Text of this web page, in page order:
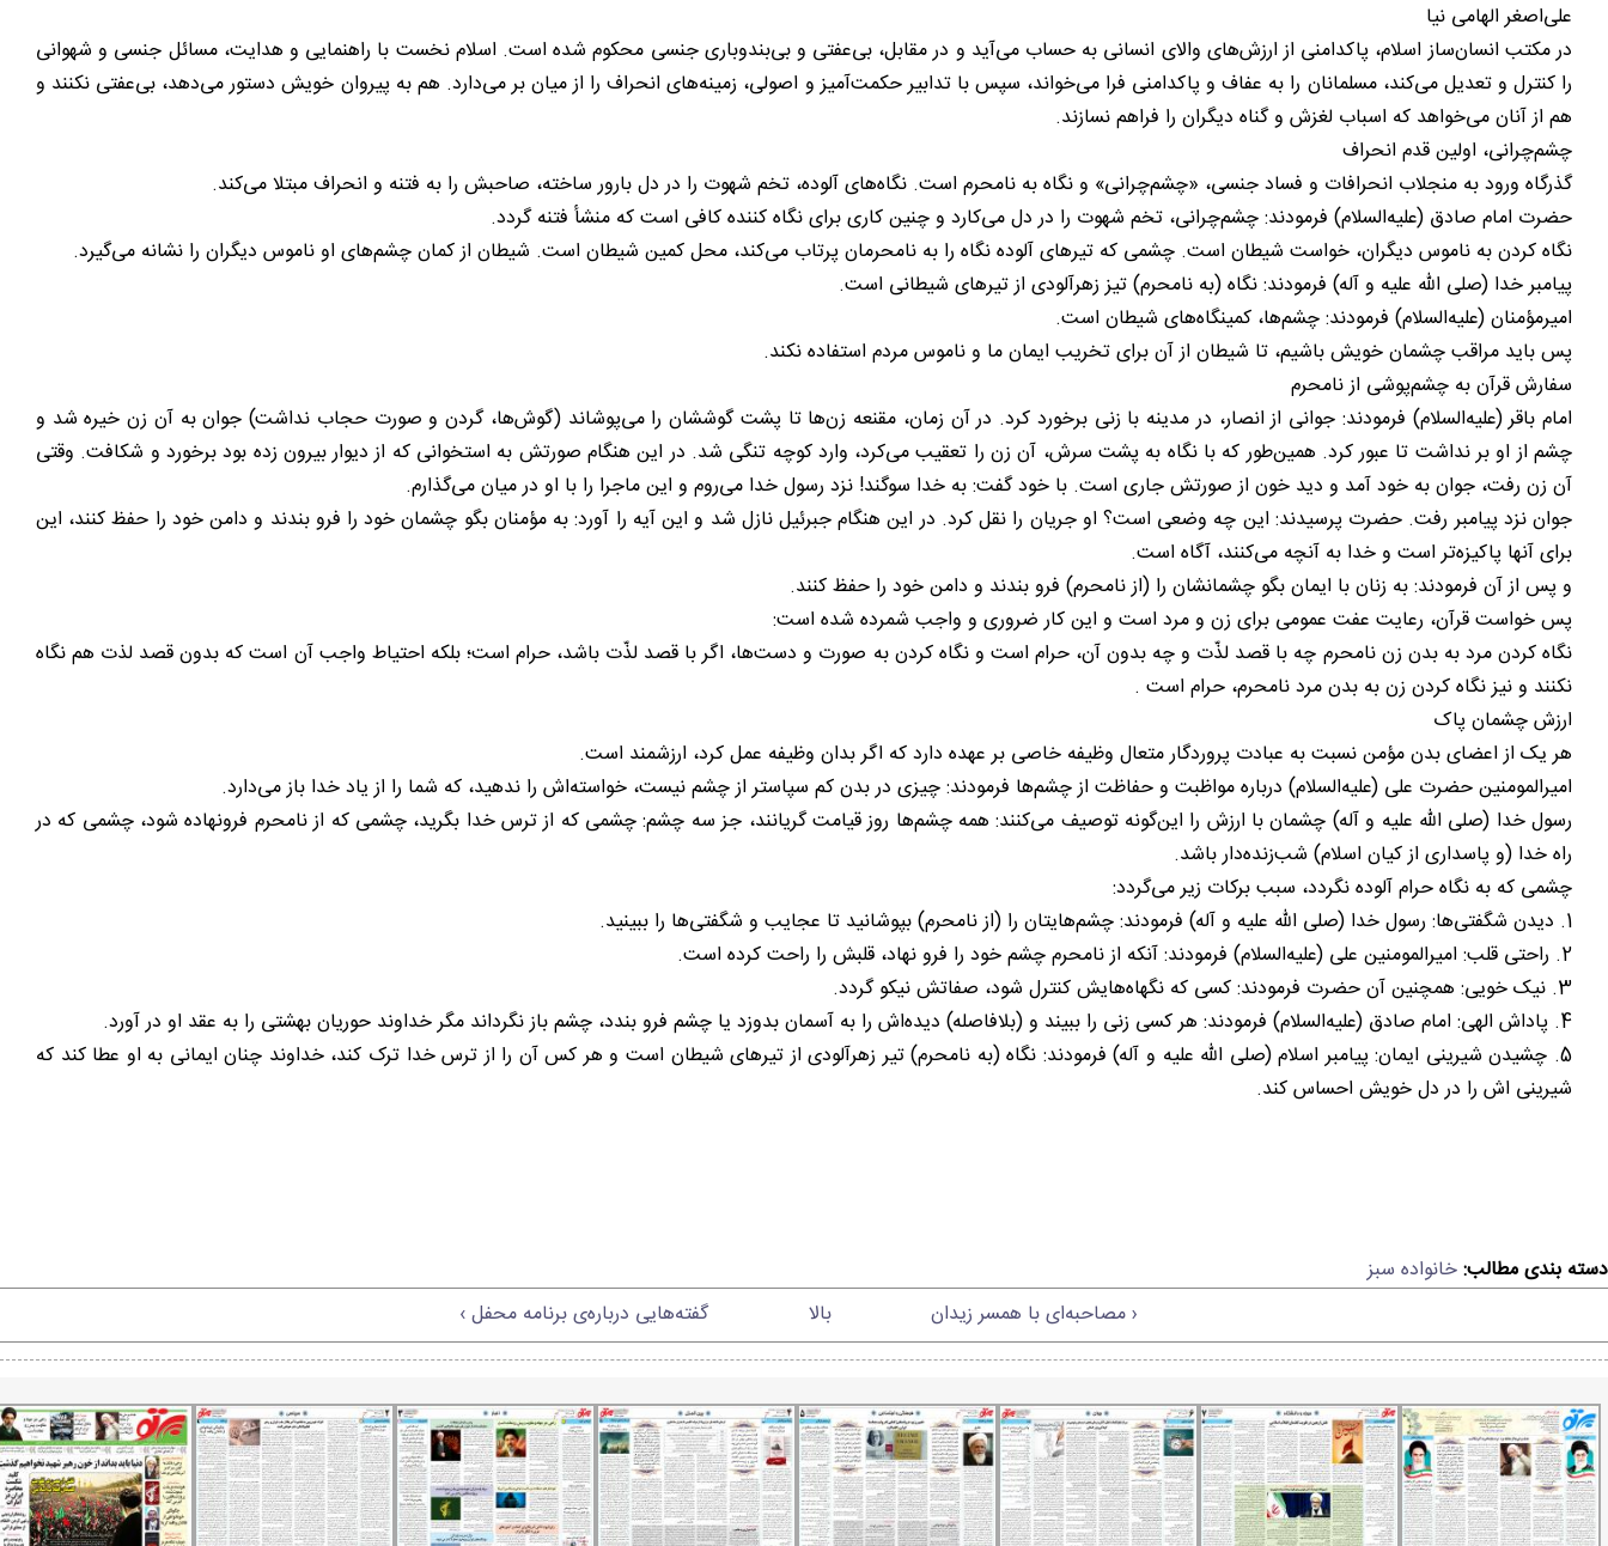
علی‌اصغر الهامی نیا
در مکتب انسان‌ساز اسلام، پاکدامنی از ارزش‌های والای انسانی به حساب می‌آید و در مقابل، بی‌عفتی و بی‌بندوباری جنسی محکوم شده است. اسلام نخست با راهنمایی و هدایت، مسائل جنسی و شهوانی
را کنترل و تعدیل می‌کند، مسلمانان را به عفاف و پاکدامنی فرا می‌خواند، سپس با تدابیر حکمت‌آمیز و اصولی، زمینه‌های انحراف را از میان بر می‌دارد. هم به پیروان خویش دستور می‌دهد، بی‌عفتی نکنند و
هم از آنان می‌خواهد که اسباب لغزش و گناه دیگران را فراهم نسازند.
چشم‌چرانی، اولین قدم انحراف
گذرگاه ورود به منجلاب انحرافات و فساد جنسی، «چشم‌چرانی» و نگاه به نامحرم است. نگاه‌های آلوده، تخم شهوت را در دل بارور ساخته، صاحبش را به فتنه و انحراف مبتلا می‌کند.
حضرت امام صادق (علیه‌السلام) فرمودند: چشم‌چرانی، تخم شهوت را در دل می‌کارد و چنین کاری برای نگاه کننده کافی است که منشأ فتنه گردد.
نگاه کردن به ناموس دیگران، خواست شیطان است. چشمی که تیرهای آلوده نگاه را به نامحرمان پرتاب می‌کند، محل کمین شیطان است. شیطان از کمان چشم‌های او ناموس دیگران را نشانه می‌گیرد.
پیامبر خدا (صلی الله علیه و آله) فرمودند: نگاه (به نامحرم) تیز زهرآلودی از تیرهای شیطانی است.
امیرمؤمنان (علیه‌السلام) فرمودند: چشم‌ها، کمینگاه‌های شیطان است.
پس باید مراقب چشمان خویش باشیم، تا شیطان از آن برای تخریب ایمان ما و ناموس مردم استفاده نکند.
سفارش قرآن به چشم‌پوشی از نامحرم
امام باقر (علیه‌السلام) فرمودند: جوانی از انصار، در مدینه با زنی برخورد کرد. در آن زمان، مقنعه زن‌ها تا پشت گوششان را می‌پوشاند (گوش‌ها، گردن و صورت حجاب نداشت) جوان به آن زن خیره شد و
چشم از او بر نداشت تا عبور کرد. همین‌طور که با نگاه به پشت سرش، آن زن را تعقیب می‌کرد، وارد کوچه تنگی شد. در این هنگام صورتش به استخوانی که از دیوار بیرون زده بود برخورد و شکافت. وقتی
آن زن رفت، جوان به خود آمد و دید خون از صورتش جاری است. با خود گفت: به خدا سوگند! نزد رسول خدا می‌روم و این ماجرا را با او در میان می‌گذارم.
جوان نزد پیامبر رفت. حضرت پرسیدند: این چه وضعی است؟ او جریان را نقل کرد. در این هنگام جبرئیل نازل شد و این آیه را آورد: به مؤمنان بگو چشمان خود را فرو بندند و دامن خود را حفظ کنند، این
برای آنها پاکیزه‌تر است و خدا به آنچه می‌کنند، آگاه است.
و پس از آن فرمودند: به زنان با ایمان بگو چشمانشان را (از نامحرم) فرو بندند و دامن خود را حفظ کنند.
پس خواست قرآن، رعایت عفت عمومی برای زن و مرد است و این کار ضروری و واجب شمرده شده است:
نگاه کردن مرد به بدن زن نامحرم چه با قصد لذّت و چه بدون آن، حرام است و نگاه کردن به صورت و دست‌ها، اگر با قصد لذّت باشد، حرام است؛ بلکه احتیاط واجب آن است که بدون قصد لذت هم نگاه
نکنند و نیز نگاه کردن زن به بدن مرد نامحرم، حرام است .
ارزش چشمان پاک
هر یک از اعضای بدن مؤمن نسبت به عبادت پروردگار متعال وظیفه خاصی بر عهده دارد که اگر بدان وظیفه عمل کرد، ارزشمند است.
امیرالمومنین حضرت علی (علیه‌السلام) درباره مواظبت و حفاظت از چشم‌ها فرمودند: چیزی در بدن کم سپاستر از چشم نیست، خواسته‌اش را ندهید، که شما را از یاد خدا باز می‌دارد.
رسول خدا (صلی الله علیه و آله) چشمان با ارزش را این‌گونه توصیف می‌کنند: همه چشم‌ها روز قیامت گریانند، جز سه چشم: چشمی که از ترس خدا بگرید، چشمی که از نامحرم فرونهاده شود، چشمی که در
راه خدا (و پاسداری از کیان اسلام) شب‌زنده‌دار باشد.
چشمی که به نگاه حرام آلوده نگردد، سبب برکات زیر می‌گردد:
1. دیدن شگفتی‌ها: رسول خدا (صلی الله علیه و آله) فرمودند: چشم‌هایتان را (از نامحرم) بپوشانید تا عجایب و شگفتی‌ها را ببینید.
2. راحتی قلب: امیرالمومنین علی (علیه‌السلام) فرمودند: آنکه از نامحرم چشم خود را فرو نهاد، قلبش را راحت کرده است.
3. نیک خویی: همچنین آن حضرت فرمودند: کسی که نگهاه‌هایش کنترل شود، صفاتش نیکو گردد.
4. پاداش الهی: امام صادق (علیه‌السلام) فرمودند: هر کسی زنی را ببیند و (بلافاصله) دیده‌اش را به آسمان بدوزد یا چشم فرو بندد، چشم باز نگرداند مگر خداوند حوریان بهشتی را به عقد او در آورد.
5. چشیدن شیرینی ایمان: پیامبر اسلام (صلی الله علیه و آله) فرمودند: نگاه (به نامحرم) تیر زهرآلودی از تیرهای شیطان است و هر کس آن را از ترس خدا ترک کند، خداوند چنان ایمانی به او عطا کند که
شیرینی اش را در دل خویش احساس کند.
دسته بندی مطالب:خانواده سبز
‹ مصاحبه‌ای با همسر زیدان
بالا گفته‌هایی درباره‌ی برنامه محفل ›